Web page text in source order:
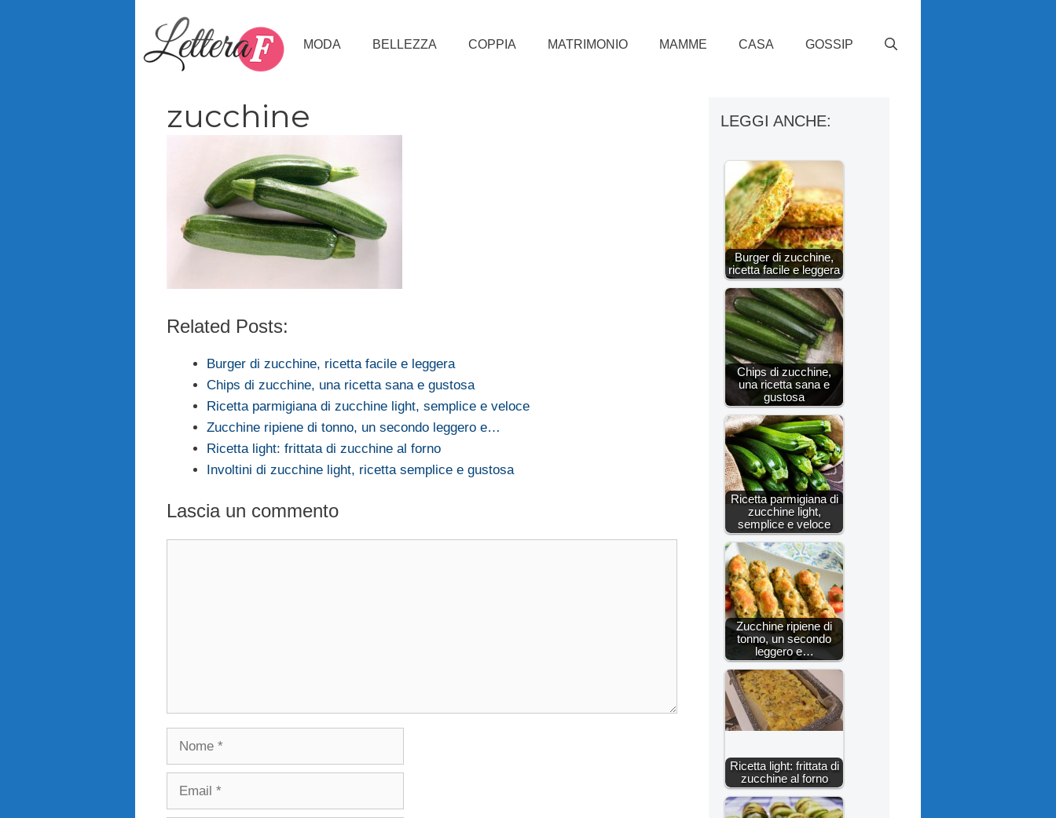
MODA BELLEZZA COPPIA MATRIMONIO MAMME CASA GOSSIP
zucchine
Related Posts:
Burger di zucchine, ricetta facile e leggera
Chips di zucchine, una ricetta sana e gustosa
Ricetta parmigiana di zucchine light, semplice e veloce
Zucchine ripiene di tonno, un secondo leggero e…
Ricetta light: frittata di zucchine al forno
Involtini di zucchine light, ricetta semplice e gustosa
Lascia un commento
Nome
Email
LEGGI ANCHE:
Burger di zucchine,
ricetta facile e leggera
Chips di zucchine,
una ricetta sana e
gustosa
Ricetta parmigiana di
zucchine light,
semplice e veloce
Zucchine ripiene di
tonno, un secondo
leggero e…
Ricetta light: frittata di
zucchine al forno